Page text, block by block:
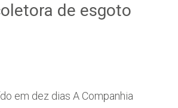
de esgoto
em dez dias A Companhia